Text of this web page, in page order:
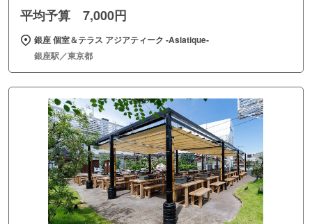
平均予算 7,000円
銀座 個室＆テラス アジアティーク ‐Asiatique‐
銀座駅／東京都